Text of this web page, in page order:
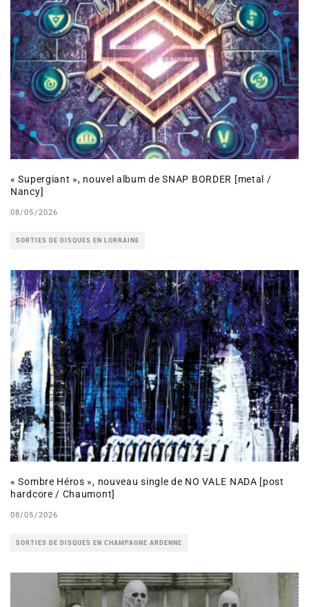
« Supergiant », nouvel album de SNAP BORDER [metal /
Nancy]
08/05/2026
SORTIES DE DISQUES EN LORRAINE
« Sombre Héros », nouveau single de NO VALE NADA [post
hardcore / Chaumont]
08/05/2026
SORTIES DE DISQUES EN CHAMPAGNE ARDENNE